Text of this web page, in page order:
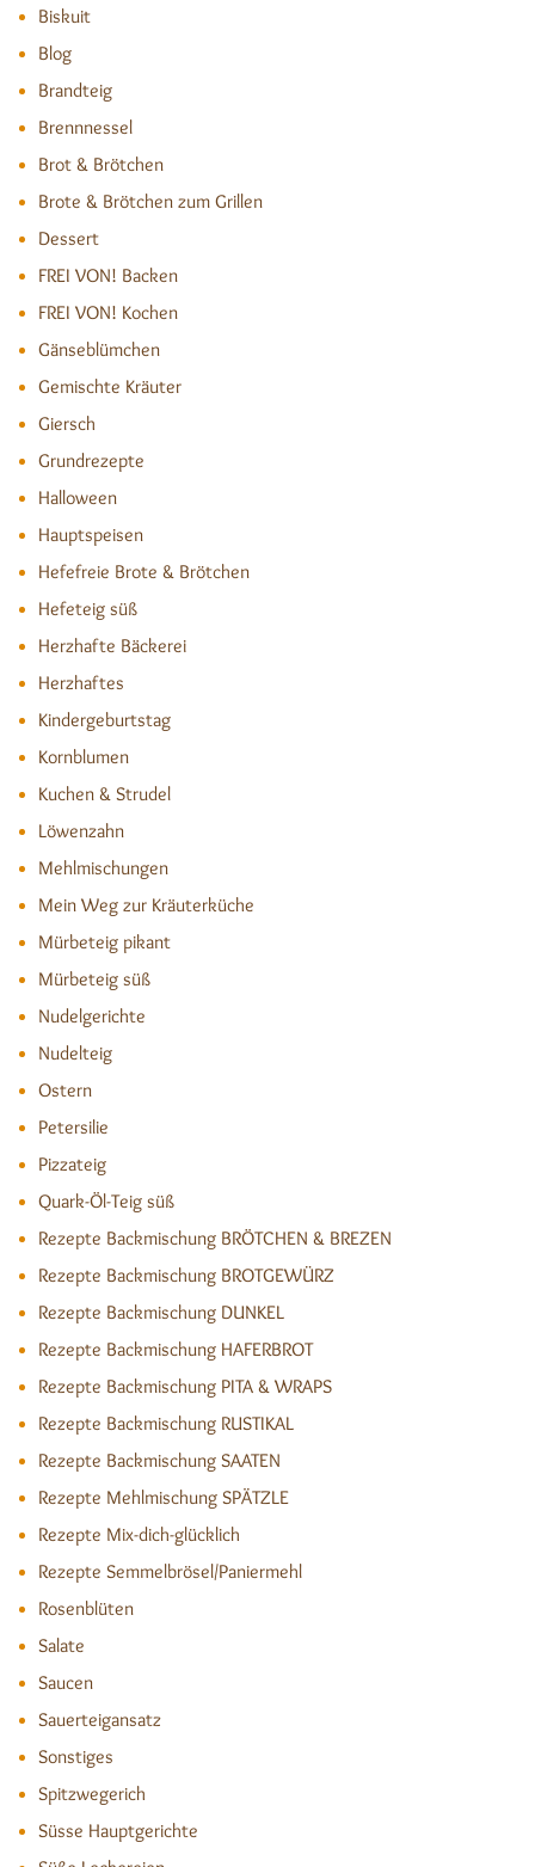
Biskuit
Blog
Brandteig
Brennnessel
Brot & Brötchen
Brote & Brötchen zum Grillen
Dessert
FREI VON! Backen
FREI VON! Kochen
Gänseblümchen
Gemischte Kräuter
Giersch
Grundrezepte
Halloween
Hauptspeisen
Hefefreie Brote & Brötchen
Hefeteig süß
Herzhafte Bäckerei
Herzhaftes
Kindergeburtstag
Kornblumen
Kuchen & Strudel
Löwenzahn
Mehlmischungen
Mein Weg zur Kräuterküche
Mürbeteig pikant
Mürbeteig süß
Nudelgerichte
Nudelteig
Ostern
Petersilie
Pizzateig
Quark-Öl-Teig süß
Rezepte Backmischung BRÖTCHEN & BREZEN
Rezepte Backmischung BROTGEWÜRZ
Rezepte Backmischung DUNKEL
Rezepte Backmischung HAFERBROT
Rezepte Backmischung PITA & WRAPS
Rezepte Backmischung RUSTIKAL
Rezepte Backmischung SAATEN
Rezepte Mehlmischung SPÄTZLE
Rezepte Mix-dich-glücklich
Rezepte Semmelbrösel/Paniermehl
Rosenblüten
Salate
Saucen
Sauerteigansatz
Sonstiges
Spitzwegerich
Süsse Hauptgerichte